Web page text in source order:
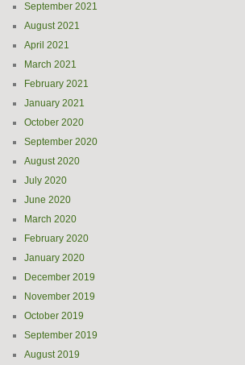
September 2021
August 2021
April 2021
March 2021
February 2021
January 2021
October 2020
September 2020
August 2020
July 2020
June 2020
March 2020
February 2020
January 2020
December 2019
November 2019
October 2019
September 2019
August 2019